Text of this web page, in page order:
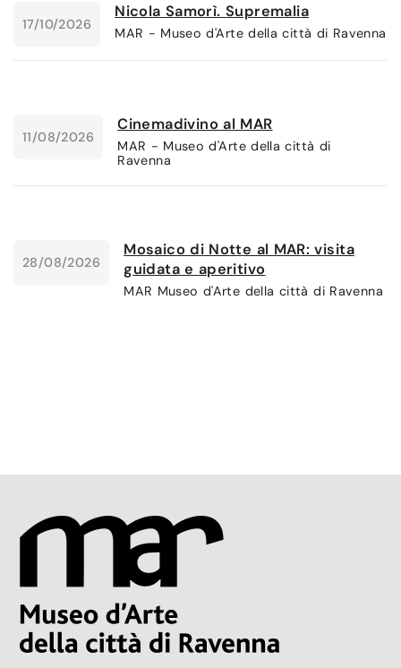
17/10/2026
Nicola Samorì. Supremalia
MAR - Museo d'Arte della città di Ravenna
11/08/2026
Cinemadivino al MAR
MAR - Museo d'Arte della città di
Ravenna
28/08/2026
Mosaico di Notte al MAR: visita
guidata e aperitivo
MAR Museo d'Arte della città di Ravenna